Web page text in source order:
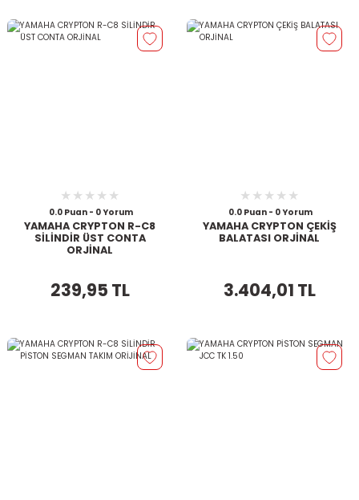
0.0 Puan - 0 Yorum
YAMAHA CRYPTON R-C8
SİLİNDİR ÜST CONTA
ORJİNAL
239,95 TL
0.0 Puan - 0 Yorum
YAMAHA CRYPTON ÇEKİŞ
BALATASI ORJİNAL
3.404,01 TL